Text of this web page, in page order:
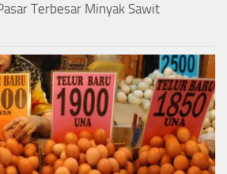
Terbesar Minyak Sawit